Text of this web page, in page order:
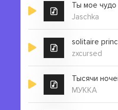
Jaschka
solitaire
zxcursed
Тысячи
МУККА